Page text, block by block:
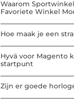
Waarom
Favoriete Winkel
Hoe maak je een
Hyvä voor Magento
startpunt
Zijn er goede